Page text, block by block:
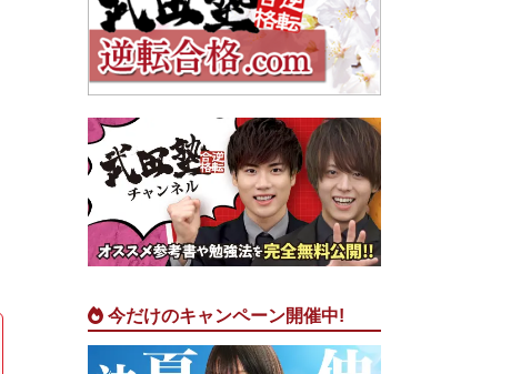
今だけのキャンペーン開催中!